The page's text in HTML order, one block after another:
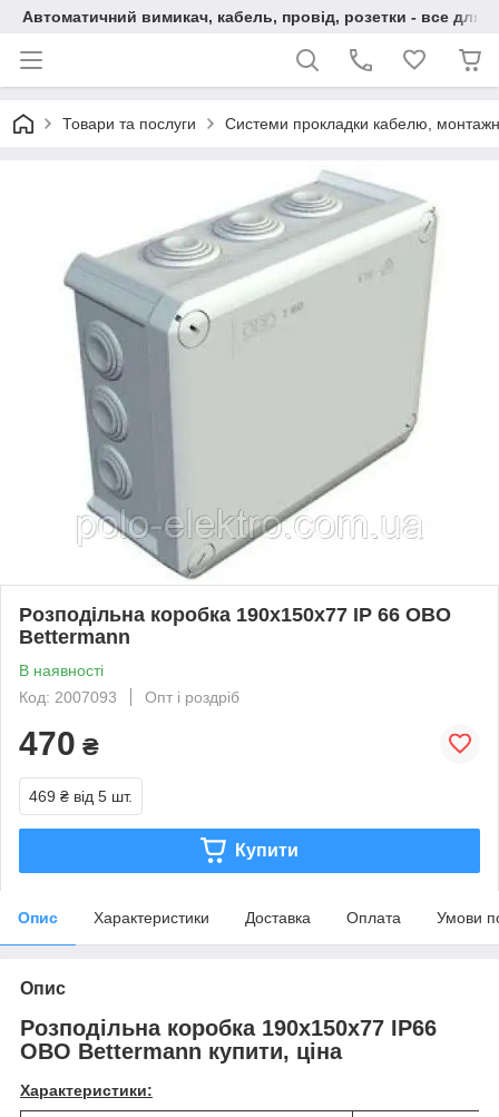
Автоматичний вимикач, кабель, провід, розетки - все для
Товари та послуги Системи прокладки кабелю,
Розподільна коробка 190х150х77 ІР 66 OBO
Bettermann
В наявності
Код: 2007093
Опт і роздріб
470 ₴
469 ₴ від 5 шт.
Купити
Опис Характеристики Доставка Оплата Умови
Опис
Розподільна коробка 190х150х77 ІР66
OBO Bettermann купити, ціна
Характеристики: